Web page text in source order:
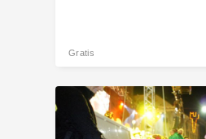
Gratis